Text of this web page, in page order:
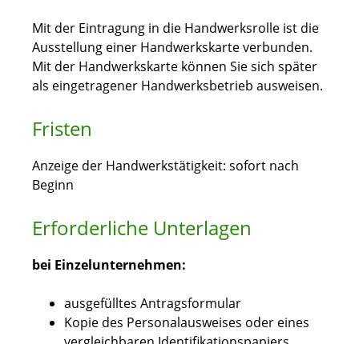
Mit der Eintragung in die Handwerksrolle ist die
Ausstellung einer Handwerkskarte verbunden.
Mit der Handwerkskarte können Sie sich später
als eingetragener Handwerksbetrieb ausweisen.
Fristen
Anzeige der Handwerkstätigkeit: sofort nach
Beginn
Erforderliche Unterlagen
bei Einzelunternehmen:
ausgefülltes Antragsformular
Kopie des Personalausweises oder eines